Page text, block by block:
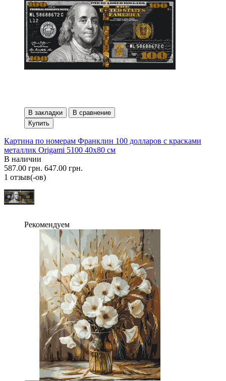
В закладки
В сравнение
Купить
Картина по номерам Франклин 100 долларов с красками
металлик Origami 5100 40x80 см
В наличии
587.00 грн. 647.00 грн.
1 отзыв(-ов)
Рекомендуем